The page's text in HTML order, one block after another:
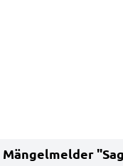
Mängelmelder